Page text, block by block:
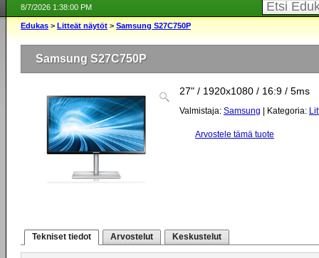
8/7/2026 1:38:00 PM
Edukas > Litteät näytöt > Samsung S27C750P
Samsung S27C750P
27" / 1920x1080 / 16:9 / 5ms
Valmistaja: Samsung | Kategoria:
Arvostele tämä tuote
Tekniset tiedot Arvostelut Keskustelut